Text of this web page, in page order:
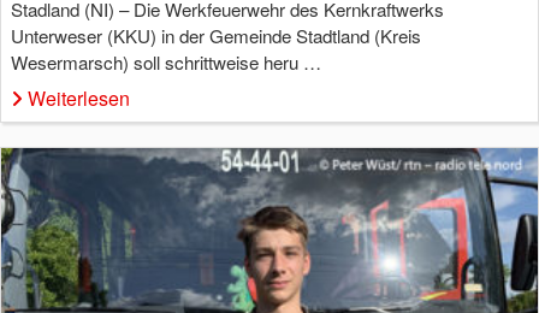
Stadland (NI) – Die Werkfeuerwehr des Kernkraftwerks
Unterweser (KKU) in der Gemeinde Stadtland (Kreis
Wesermarsch) soll schrittweise heru …
Weiterlesen